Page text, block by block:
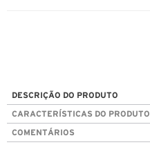
DESCRIÇÃO DO PRODUTO
CARACTERÍSTICAS DO PRODUTO
COMENTÁRIOS